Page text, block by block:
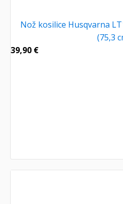
Nož kosilice Husqvarna
(75,3
39,90 €